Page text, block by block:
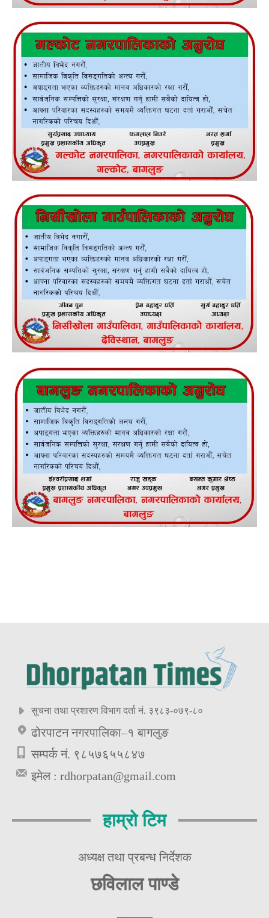
सुचना तथा प्रशारण विभाग दर्ता नं. ३९८३-०७९-८०
ढोरपाटन नगरपालिका–१ बागलुङ
सम्पर्क नं. ९८५७६५५८४७
इमेल : rdhorpatan@gmail.com
हाम्रो टिम
अध्यक्ष तथा प्रबन्ध निर्देशक
छविलाल पाण्डे